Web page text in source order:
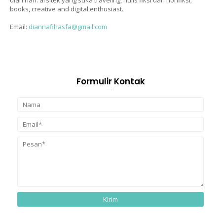
books, creative and digital enthusiast.
Email: diannafihasfa@gmail.com
Formulir Kontak